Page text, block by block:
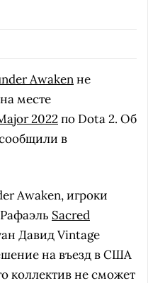
Awakenне
месте
2022по Dota 2. Об
в
Awaken, игроки
Sacred
Давид Vintage
на въезд в США
коллектив не сможет